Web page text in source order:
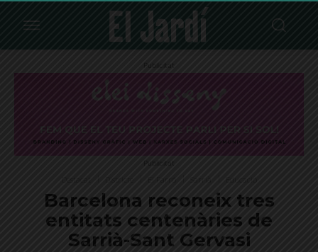
Publicitat
Publicitat
Barcelona reconeix tres
entitats centenàries de
Sarrià-Sant Gervasi